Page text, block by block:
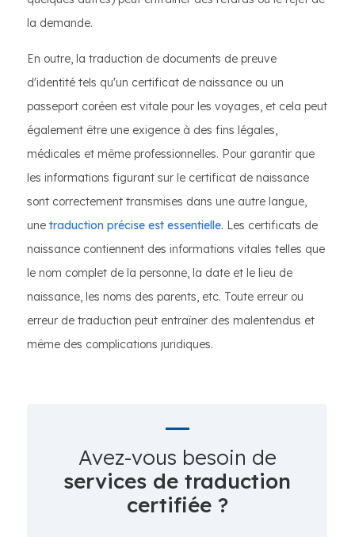
la demande.
En outre, la traduction de documents de preuve
d'identité tels qu'un certificat de naissance ou un
passeport coréen est vitale pour les voyages, et cela peut
également être une exigence à des fins légales,
médicales et même professionnelles. Pour garantir que
les informations figurant sur le certificat de naissance
sont correctement transmises dans une autre langue,
une traduction précise est essentielle. Les certificats de
naissance contiennent des informations vitales telles que
le nom complet de la personne, la date et le lieu de
naissance, les noms des parents, etc. Toute erreur ou
erreur de traduction peut entraîner des malentendus et
même des complications juridiques.
Avez-vous besoin de
services de traduction
certifiée ?